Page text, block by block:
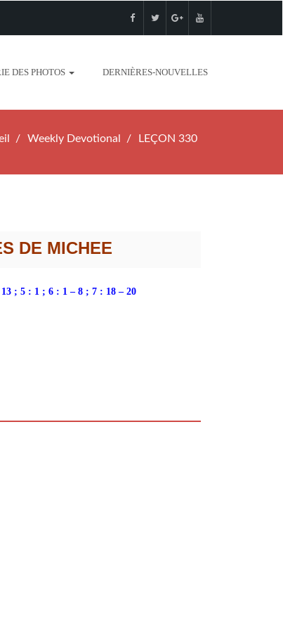
DES PHOTOS DERNIÈRES-NOUVELLES
Weekly Devotional LEÇON 330
DE MICHEE
; 5 : 1 ; 6 : 1 – 8 ; 7 : 18 – 20